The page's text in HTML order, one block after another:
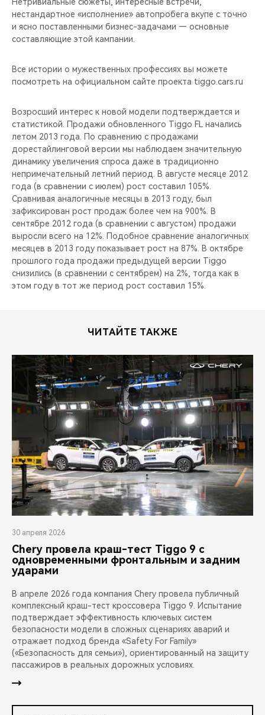
нестандартное «исполнение» автопробега вкупе с точно
и ясно поставленными бизнес-задачами — основные
составляющие этой кампании.
Все истории о мужественных профессиях вы можете
посмотреть на официальном сайте проекта tiggo.cars.ru
Возросший интерес к новой модели подтверждается и
статистикой. Продажи обновленного Tiggo FL начались
летом 2013 года. По сравнению с продажами
дорестайлинговой версии мы наблюдаем значительную
динамику увеличения спроса даже в традиционно
непримечательный летний период. В августе месяце 2012
года (в сравнении с июлем) рост составил 105%.
Сравнивая аналогичные месяцы в 2013 году, был
зафиксирован рост продаж более чем на 900%. В
сентябре 2012 года (в сравнении с августом) продажи
выросли всего на 12%. Подобное сравнение аналогичных
месяцев в 2013 году показывает рост на 87%. В октябре
прошлого года продажи предыдущей версии Tiggo
снизились (в сравнении с сентябрем) на 2%, тогда как в
этом году в тот же период рост составил 15%.
ЧИТАЙТЕ ТАКЖЕ
30 апреля 2026
Chery провела краш-тест Tiggo 9 с
одновременными фронтальным и задним
ударами
В апреле 2026 года компания Chery провела публичный
комплексный краш-тест кроссовера Tiggo 9. Испытание
подтверждает эффективность ключевых систем
безопасности модели в сложных сценариях аварий и
отражает подход бренда «Safety For Family»
(«Безопасность для семьи»), ориентированный на защиту
пассажиров в реальных дорожных условиях.